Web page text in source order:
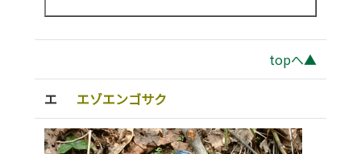
topへ▲
エ エゾエンゴサク